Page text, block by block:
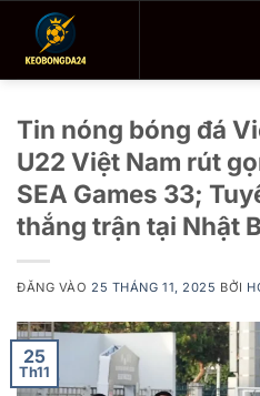
Tin nóng bóng đá
U22 Việt Nam rút
SEA Games 33;
thắng trận tại Nhật
ĐĂNG VÀO25 THÁNG 11, 2025 BỞI
25
Th11